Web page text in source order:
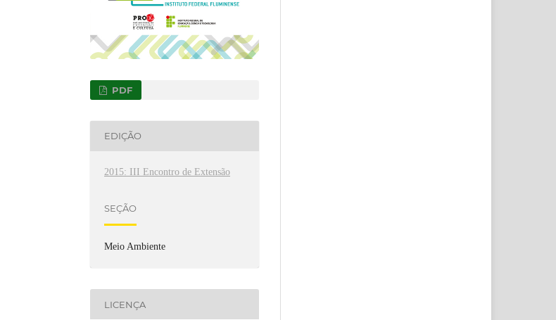
PDF
EDIÇÃO
2015: III Encontro de Extensão
SEÇÃO
Meio Ambiente
LICENÇA